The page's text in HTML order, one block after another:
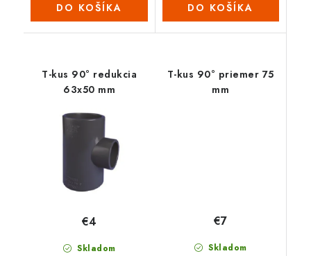
DO KOŠÍKA DO KOŠÍKA
T-kus 90° redukcia
63x50 mm
Skladom
€4
T-kus 90° priemer 75
mm
Skladom
€7